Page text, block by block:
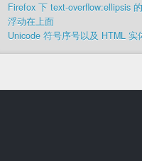
Firefox 下 text-overflow:ellipsis
浮动在上面
Unicode 符号序号以及 HTML 实